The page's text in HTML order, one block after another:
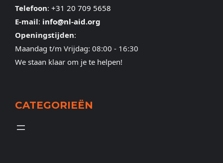
Telefoon: +31 20 709 5658
E-mail: info@nl-aid.org
Openingstijden:
Maandag t/m Vrijdag: 08:00 - 16:30
We staan klaar om je te helpen!
CATEGORIEËN